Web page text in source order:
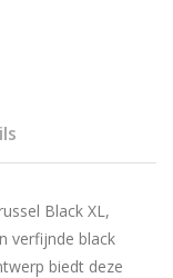
Black XL,
verfijnde black
biedt deze